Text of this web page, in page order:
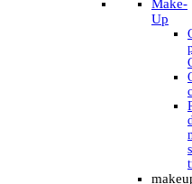
Make-
Up